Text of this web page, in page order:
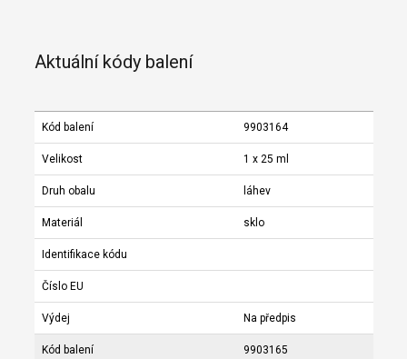
Aktuální kódy balení
Kód balení 9903164
Velikost 1 x 25 ml
Druh obalu láhev
Materiál sklo
Identifikace kódu
Číslo EU
Výdej Na předpis
Kód balení 9903165